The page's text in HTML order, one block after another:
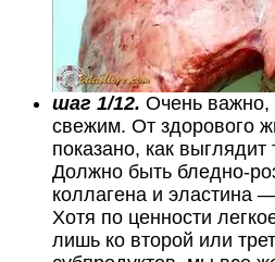
шаг 1/12. Очень важно,
свежим. От здорового
показано, как выглядит
Должно быть бледно-
коллагена и эластина
Хотя по ценности
лишь ко второй или